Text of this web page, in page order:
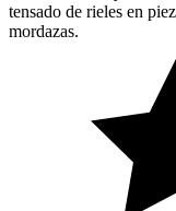
tensado de rieles en
mordazas.